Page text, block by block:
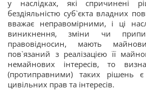
у наслідках, які спричинені
бездіяльністю суб`єкта владних
вважає неправомірними, і ці
виникнення, зміни чи
правовідносин, мають
пов`язаний з реалізацією її
немайнових інтересів, то
(протиправними) таких рішень є
цивільних прав та інтересів.